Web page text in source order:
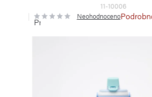
11-10006
Průměrné
hodnocení
Neohodnoceno